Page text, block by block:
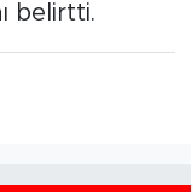
belirtti.